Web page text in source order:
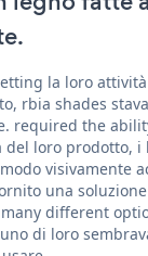
la loro
rbia shades
required the
loro prodotto, i
visivamente
una
different
di loro